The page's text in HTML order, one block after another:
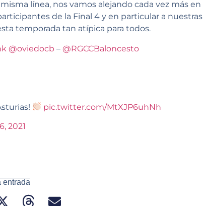
línea, nos vamos alejando cada vez más en
de la Final 4 y en particular a nuestras
temporada tan atípica para todos.
@oviedocb – @RGCCBaloncesto
pic.twitter.com/MtXJP6uhNh
2021
entrada